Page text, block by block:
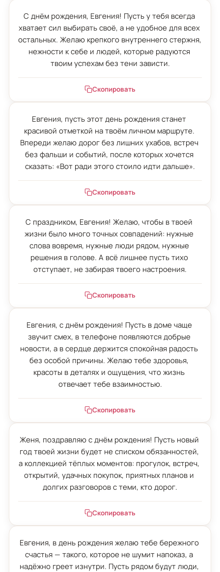
С днём рождения, Евгения! Пусть у тебя всегда
хватает сил выбирать своё, а не удобное для всех
остальных. Желаю крепкого внутреннего стержня,
нежности к себе и людей, которые радуются
твоим успехам без тени зависти.
Скопировать
Евгения, пусть этот день рождения станет
красивой отметкой на твоём личном маршруте.
Впереди желаю дорог без лишних ухабов, встреч
без фальши и событий, после которых хочется
сказать: «Вот ради этого стоило идти дальше».
Скопировать
С праздником, Евгения! Желаю, чтобы в твоей
жизни было много точных совпадений: нужные
слова вовремя, нужные люди рядом, нужные
решения в голове. А всё лишнее пусть тихо
отступает, не забирая твоего настроения.
Скопировать
Евгения, с днём рождения! Пусть в доме чаще
звучит смех, в телефоне появляются добрые
новости, а в сердце держится спокойная радость
без особой причины. Желаю тебе здоровья,
красоты в деталях и ощущения, что жизнь
отвечает тебе взаимностью.
Скопировать
Женя, поздравляю с днём рождения! Пусть новый
год твоей жизни будет не списком обязанностей,
а коллекцией тёплых моментов: прогулок, встреч,
открытий, удачных покупок, приятных планов и
долгих разговоров с теми, кто дорог.
Скопировать
Евгения, в день рождения желаю тебе бережного
счастья — такого, которое не шумит напоказ, а
надёжно греет изнутри. Пусть рядом будут люди,